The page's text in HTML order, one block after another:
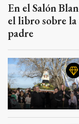
En el Salón
el libro sobre
padre